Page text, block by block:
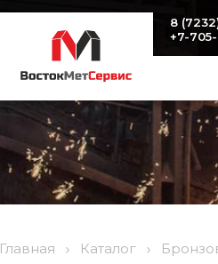
8
+7-
Главная Каталог